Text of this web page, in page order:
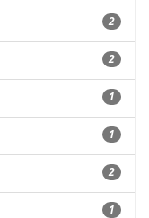
2
2
1
1
2
1